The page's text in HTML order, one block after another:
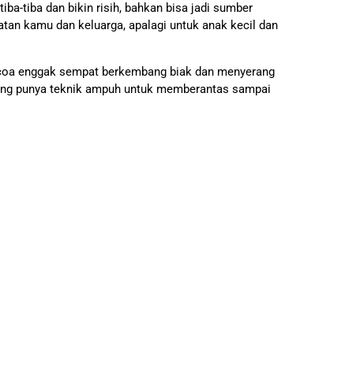
tiba dan bikin risih, bahkan bisa jadi sumber
kamu dan keluarga, apalagi untuk anak kecil dan
enggak sempat berkembang biak dan menyerang
punya teknik ampuh untuk memberantas sampai